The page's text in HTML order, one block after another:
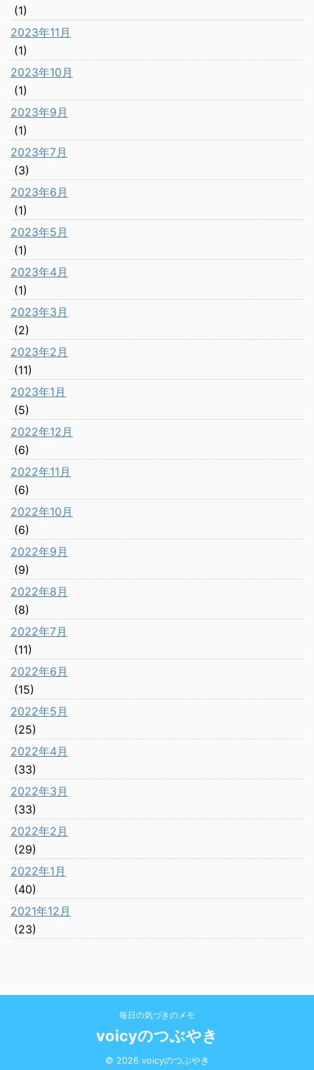
(1)
2023年11月
(1)
2023年10月
(1)
2023年9月
(1)
2023年7月
(3)
2023年6月
(1)
2023年5月
(1)
2023年4月
(1)
2023年3月
(2)
2023年2月
(11)
2023年1月
(5)
2022年12月
(6)
2022年11月
(6)
2022年10月
(6)
2022年9月
(9)
2022年8月
(8)
2022年7月
(11)
2022年6月
(15)
2022年5月
(25)
2022年4月
(33)
2022年3月
(33)
2022年2月
(29)
2022年1月
(40)
2021年12月
(23)
毎日の気づきのメモ
voicyのつぶやき
© 2026 voicyのつぶやき